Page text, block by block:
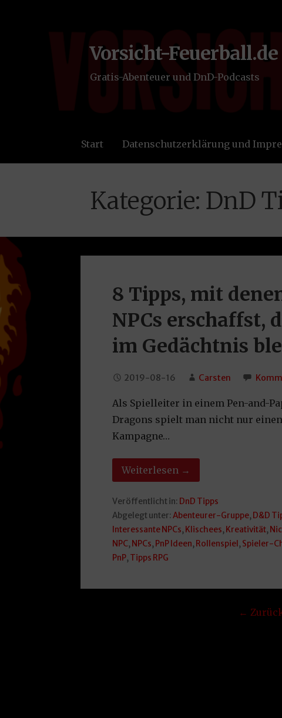
Vorsicht-Feuerball.de
Gratis-Abenteuer und DnD-Podcasts
Start Datenschutzerklärung und
Kategorie: DnD
8 Tipps, mit
NPCs erschaffst,
im Gedächtnis
2019-08-16 Carsten
Als Spielleiter in einem Pen-and-
Dragons spielt man nicht nur
Kampagne…
Weiterlesen →
Veröffentlicht in: DnD Tipps
Abgelegt unter:Abenteurer-Gruppe, D&D
Interessante NPCs, Klischees, Kreativität,
NPC, NPCs, PnP Ideen, Rollenspiel , Spieler-
PnP, Tipps RPG
←